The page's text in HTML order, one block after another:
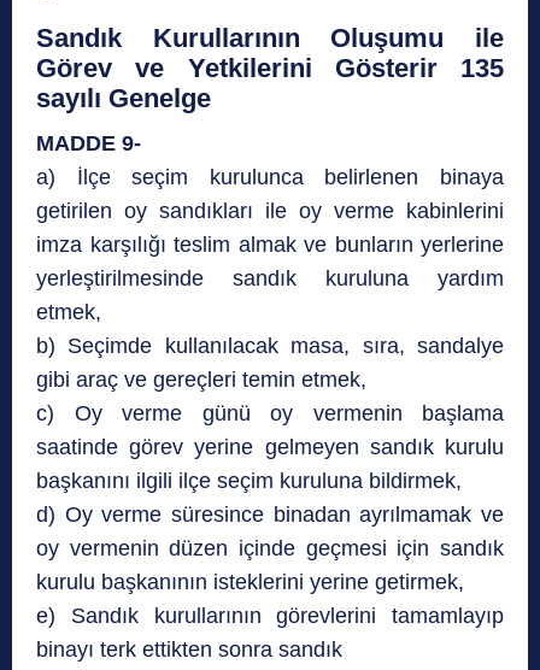
Sandık Kurullarının Oluşumu ile
Görev ve Yetkilerini Gösterir 135
sayılı Genelge
MADDE 9-
a) İlçe seçim kurulunca belirlenen binaya
getirilen oy sandıkları ile oy verme kabinlerini
imza karşılığı teslim almak ve bunların yerlerine
yerleştirilmesinde sandık kuruluna yardım
etmek,
b) Seçimde kullanılacak masa, sıra, sandalye
gibi araç ve gereçleri temin etmek,
c) Oy verme günü oy vermenin başlama
saatinde görev yerine gelmeyen sandık kurulu
başkanını ilgili ilçe seçim kuruluna bildirmek,
d) Oy verme süresince binadan ayrılmamak ve
oy vermenin düzen içinde geçmesi için sandık
kurulu başkanının isteklerini yerine getirmek,
e) Sandık kurullarının görevlerini tamamlayıp
binayı terk ettikten sonra sandık